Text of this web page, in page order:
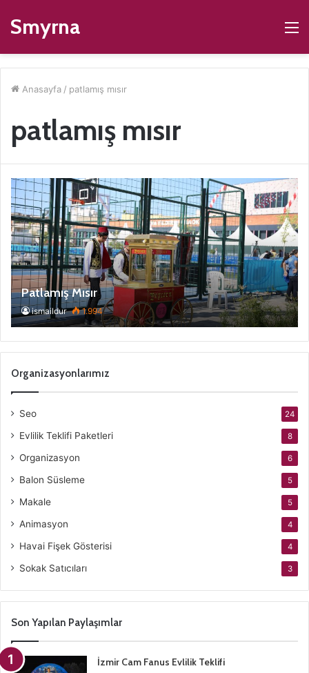
Smyrna
Anasayfa / patlamış mısır
patlamış mısır
Patlamış Mısır
ismaildur 1.994
Organizasyonlarımız
Seo 24
Evlilik Teklifi Paketleri 8
Organizasyon 6
Balon Süsleme 5
Makale 5
Animasyon 4
Havai Fişek Gösterisi 4
Sokak Satıcıları 3
Son Yapılan Paylaşımlar
İzmir Cam Fanus Evlilik Teklifi